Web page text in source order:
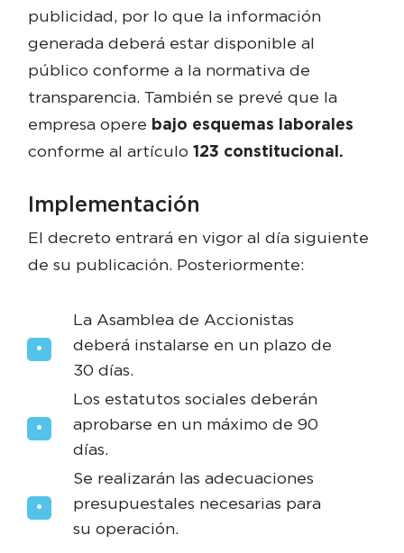
publicidad, por lo que la información
generada deberá estar disponible al
público conforme a la normativa de
transparencia. También se prevé que la
empresa opere bajo esquemas laborales
conforme al artículo 123 constitucional.
Implementación
El decreto entrará en vigor al día siguiente
de su publicación. Posteriormente:
La Asamblea de Accionistas
deberá instalarse en un plazo de
30 días.
Los estatutos sociales deberán
aprobarse en un máximo de 90
días.
Se realizarán las adecuaciones
presupuestales necesarias para
su operación.